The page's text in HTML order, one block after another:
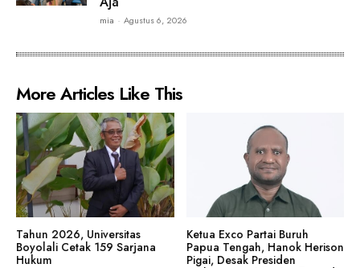
mia - Agustus 6, 2026
More Articles Like This
Tahun 2026, Universitas
Boyolali Cetak 159 Sarjana
Hukum
Ketua Exco Partai Buruh
Papua Tengah, Hanok Herison
Pigai, Desak Presiden